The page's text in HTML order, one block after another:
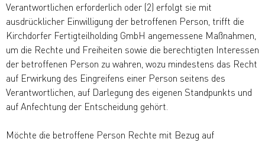
Verantwortlichen erforderlich oder (2) erfolgt sie mit
ausdrücklicher Einwilligung der betroffenen Person, trifft die
Kirchdorfer Fertigteilholding GmbH angemessene Maßnahmen,
um die Rechte und Freiheiten sowie die berechtigten Interessen
der betroffenen Person zu wahren, wozu mindestens das Recht
auf Erwirkung des Eingreifens einer Person seitens des
Verantwortlichen, auf Darlegung des eigenen Standpunkts und
auf Anfechtung der Entscheidung gehört.
Möchte die betroffene Person Rechte mit Bezug auf